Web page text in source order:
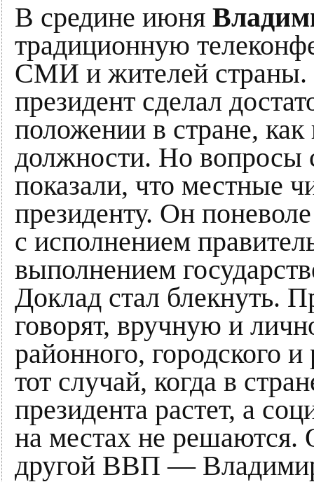
В средине июня
традиционную
СМИ и жителей страны.
президент сделал
положении в стране, как
должности. Но вопросы
показали, что местные
президенту. Он
с исполнением
выполнением
Доклад стал блекнуть.
говорят, вручную и
районного, городского
тот случай, когда в
президента растет, а
на местах не решаются.
другой ВВП —